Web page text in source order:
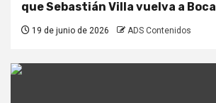
que Sebastián Villa vuelva a Boca
19 de junio de 2026 ADS Contenidos